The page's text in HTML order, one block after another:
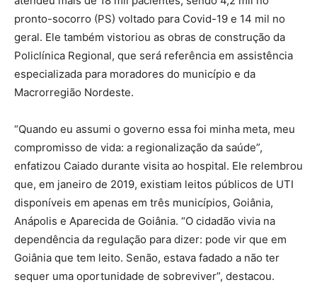
pronto-socorro (PS) voltado para Covid-19 e 14 mil no
geral. Ele também vistoriou as obras de construção da
Policlínica Regional, que será referência em assistência
especializada para moradores do município e da
Macrorregião Nordeste.
“Quando eu assumi o governo essa foi minha meta, meu
compromisso de vida: a regionalização da saúde”,
enfatizou Caiado durante visita ao hospital. Ele relembrou
que, em janeiro de 2019, existiam leitos públicos de UTI
disponíveis em apenas em três municípios, Goiânia,
Anápolis e Aparecida de Goiânia. “O cidadão vivia na
dependência da regulação para dizer: pode vir que em
Goiânia que tem leito. Senão, estava fadado a não ter
sequer uma oportunidade de sobreviver”, destacou.